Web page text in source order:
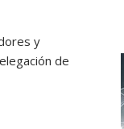
y
de